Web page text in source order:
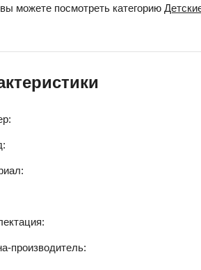
можете посмотреть категорию
производитель: